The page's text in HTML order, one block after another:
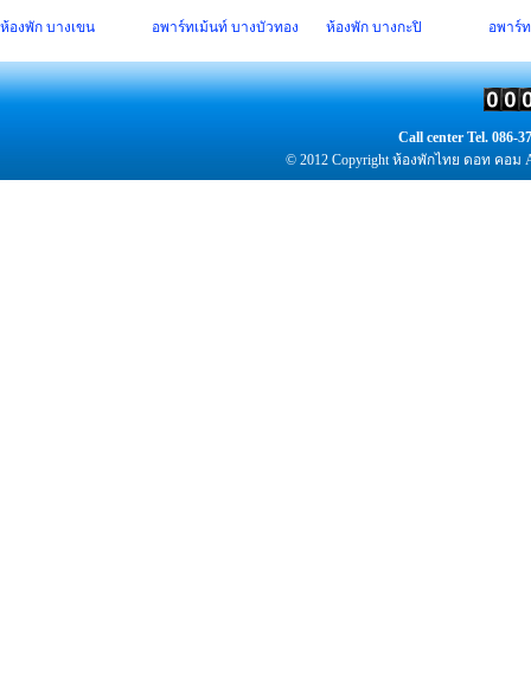
ห้องพัก บางเขน อพาร์ทเม้นท์ บางบัวทอง ห้องพัก บางกะปิ อพาร์
Call center Tel. 086-
© 2012 Copyright ห้องพักไทย ดอท คอม